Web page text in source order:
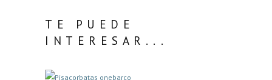
TE PUEDE
INTERESAR...